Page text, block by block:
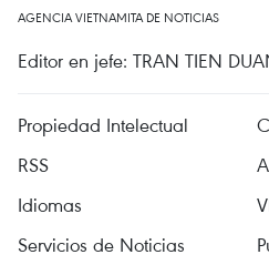
AGENCIA VIETNAMITA DE NOTICIAS
Editor en jefe: TRAN TIEN
Propiedad Intelectual
RSS
Idiomas
Servicios de Noticias